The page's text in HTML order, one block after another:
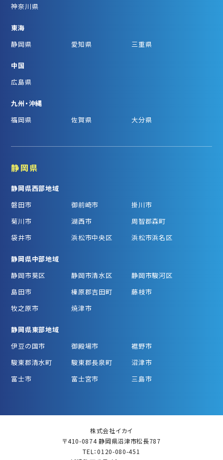
神奈川県
東海
静岡県
愛知県 三重県
中国
広島県
九州・沖縄
福岡県
佐賀県 大分県
静岡県
静岡県西部地域
磐田市
御前崎市
掛川市
菊川市
湖西市
周智郡森町
袋井市
浜松市中央区 浜松市浜名区
静岡県中部地域
静岡市葵区
静岡市清水区
静岡市駿河区
島田市
榛原郡吉田町
藤枝市
牧之原市
焼津市
静岡県東部地域
伊豆の国市
御殿場市
裾野市
駿東郡清水町
駿東郡長泉町
沼津市
富士市
富士宮市 三島市
株式会社イカイ
〒410-0874 静岡県沼津市松長787
TEL：0120-080-451